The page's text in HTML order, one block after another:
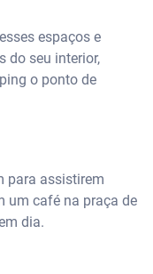
espaços e
do seu interior,
o ponto de
para assistirem
um café na praça de
dia.